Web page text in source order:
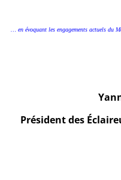
… en évoquant les engagements actuels du
Président des